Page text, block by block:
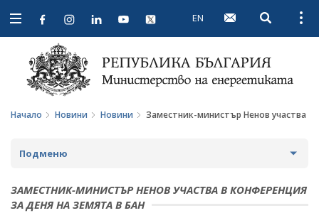
Open
navigation
EN Open
Начало Новини Новини Заместник-министър Ненов участва
Подменю
НОВИНИ
ЗАМЕСТНИК-МИНИСТЪР НЕНОВ УЧАСТВА В КОНФЕРЕНЦИЯ
ЗА ДЕНЯ НА ЗЕМЯТА В БАН